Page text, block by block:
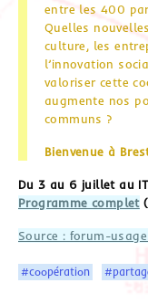
entre les 400
Quelles
culture, les
l’innovation
valoriser cette
augmente nos
communs ?
Bienvenue à
Du 3 au 6 juillet au
Programme complet
Source : forum-
#coopération